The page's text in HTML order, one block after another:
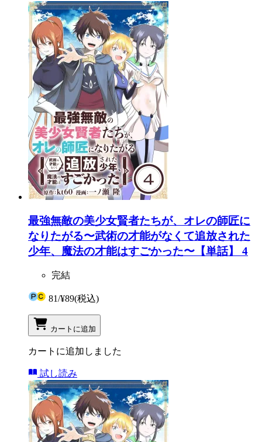
最強無敵の美少女賢者たちが、オレの師匠に
なりたがる〜武術の才能がなくて追放された
少年、魔法の才能はすごかった〜【単話】 4
完結
81/¥89(税込)
カートに追加
カートに追加しました
試し読み